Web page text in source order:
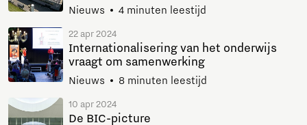
Nieuws 4 minuten leestijd
22 apr 2024
Internationalisering van het onderwijs
vraagt om samenwerking
Nieuws 8 minuten leestijd
10 apr 2024
De BIC-picture